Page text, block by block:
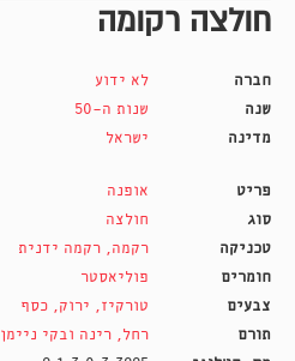
חולצה רקומה
חברה
לא ידוע
שנה
שנות ה-50
מדינה
ישראל
פריט
אופנה
סוג
חולצה
טכניקה
רקמה, רקמה ידנית
חומרים
פוליאסטר
צבעים
טורקיז, ירוק, כסף
תורם
רחל, רינה ובקי ניימן